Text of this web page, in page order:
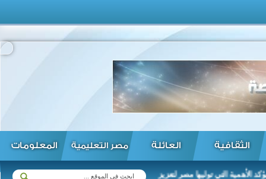
الثقافية العائلة مصر التعليمية المعلومات
التي توليها مصر لتعزيز العلاقات مع زيمبابوي في مختلف المجالات ...